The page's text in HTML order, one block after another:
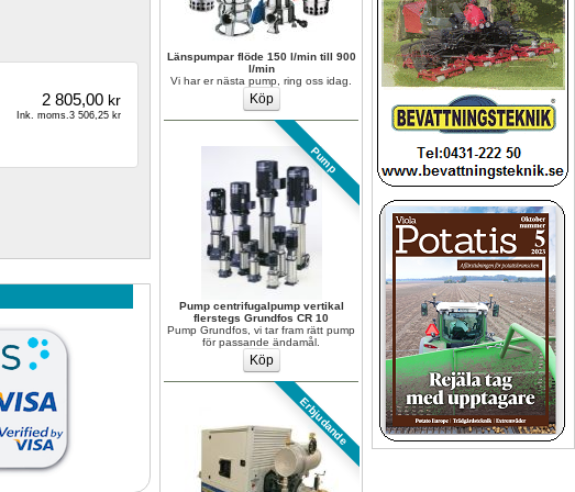
Länspumpar flöde 150 l/min till 900
l/min
Vi har er nästa pump, ring oss idag.
Pump
Pump centrifugalpump vertikal
flerstegs Grundfos CR 10
Pump Grundfos, vi tar fram rätt pump
för passande ändamål.
Erbjudande
2 805,00kr
Ink. moms.3 506,25 kr